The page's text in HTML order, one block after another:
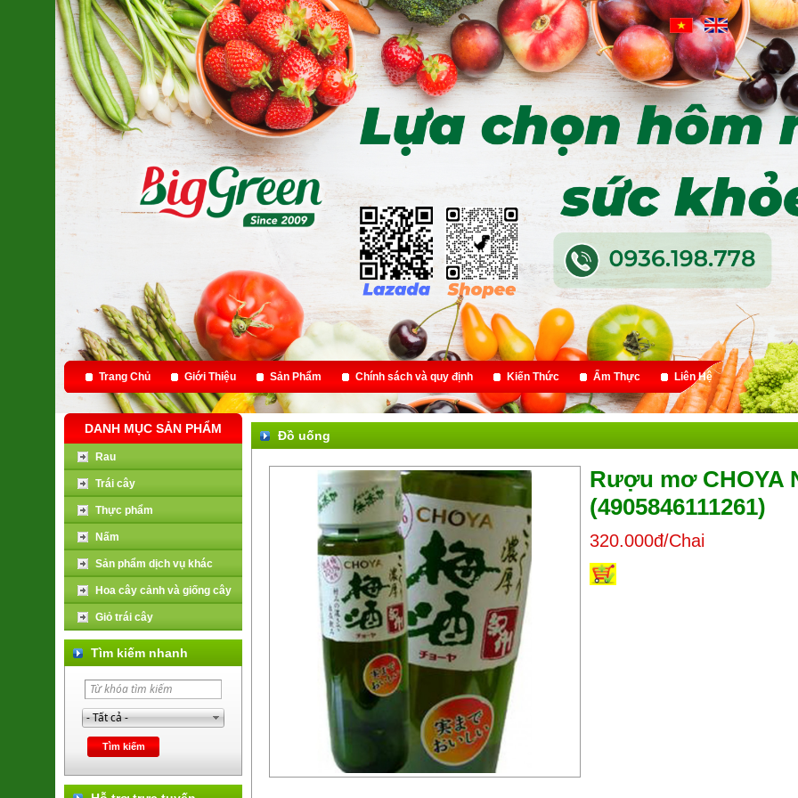
Trang Chủ Giới Thiệu Sản Phẩm Chính sách và quy định Kiến Thức Ẩm Thực Liên Hệ
DANH MỤC SẢN PHẨM
Rau
Trái cây
Thực phẩm
Nấm
Sản phẩm dịch vụ khác
Hoa cây cảnh và giống cây
Giỏ trái cây
Tìm kiếm nhanh
Đồ uống
Rượu mơ CHOYA
(4905846111261)
320.000đ/Chai